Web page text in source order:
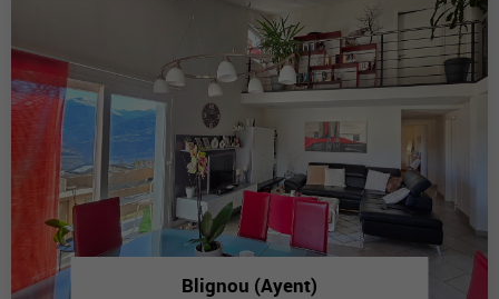
Blignou (Ayent)